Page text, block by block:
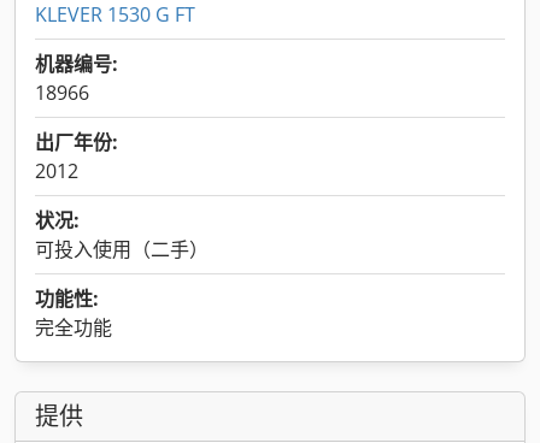
KLEVER 1530 G FT
机器编号:
18966
出厂年份:
2012
状况:
可投入使用（二手）
功能性:
完全功能
提供